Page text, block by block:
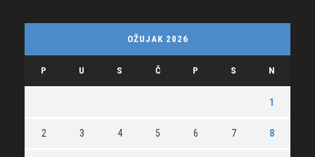
OŽUJAK 2026
P U S Č P S N
1
2 3 4 5 6 7 8